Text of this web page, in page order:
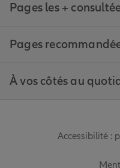
Pages les +
Pages
À vos côtés au
Accessibilité :